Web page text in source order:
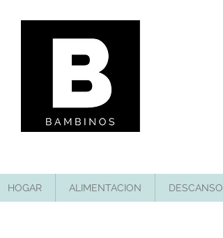
HOGAR ALIMENTACION DESCANSO